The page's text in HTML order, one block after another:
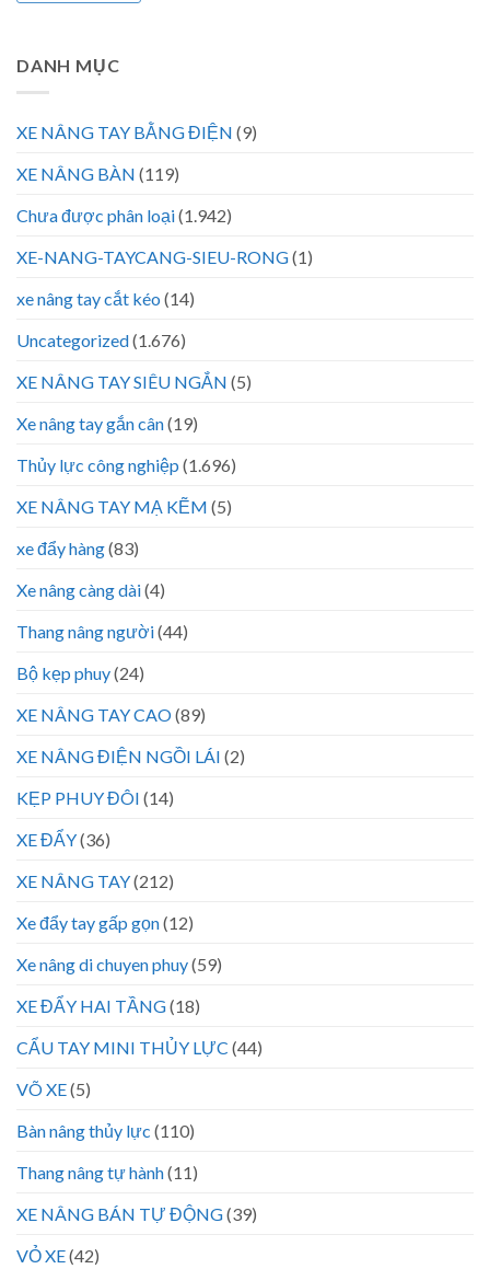
DANH MỤC
XE NÂNG TAY BẰNG ĐIỆN (9)
XE NÂNG BÀN (119)
Chưa được phân loại(1.942)
XE-NANG-TAYCANG-SIEU-RONG(1)
xe nâng tay cắt kéo (14)
Uncategorized(1.676)
XE NÂNG TAY SIÊU NGẮN (5)
Xe nâng tay gắn cân(19)
Thủy lực công nghiệp (1.696)
XE NÂNG TAY MẠ KẼM (5)
xe đẩy hàng(83)
Xe nâng càng dài(4)
Thang nâng người(44)
Bộ kẹp phuy(24)
XE NÂNG TAY CAO(89)
XE NÂNG ĐIỆN NGỒI LÁI (2)
KẸP PHUY ĐÔI (14)
XE ĐẨY(36)
XE NÂNG TAY(212)
Xe đẩy tay gấp gọn(12)
Xe nâng di chuyen phuy(59)
XE ĐẨY HAI TẦNG(18)
CẨU TAY MINI THỦY LỰC (44)
VÕ XE(5)
Bàn nâng thủy lực (110)
Thang nâng tự hành(11)
XE NÂNG BÁN TỰ ĐỘNG(39)
VỎ XE(42)